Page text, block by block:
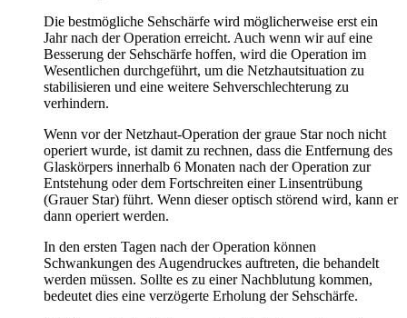
Die bestmögliche Sehschärfe wird möglicherweise erst ein
Jahr nach der Operation erreicht. Auch wenn wir auf eine
Besserung der Sehschärfe hoffen, wird die Operation im
Wesentlichen durchgeführt, um die Netzhautsituation zu
stabilisieren und eine weitere Sehverschlechterung zu
verhindern.
Wenn vor der Netzhaut-Operation der graue Star noch nicht
operiert wurde, ist damit zu rechnen, dass die Entfernung des
Glaskörpers innerhalb 6 Monaten nach der Operation zur
Entstehung oder dem Fortschreiten einer Linsentrübung
(Grauer Star) führt. Wenn dieser optisch störend wird, kann er
dann operiert werden.
In den ersten Tagen nach der Operation können
Schwankungen des Augendruckes auftreten, die behandelt
werden müssen. Sollte es zu einer Nachblutung kommen,
bedeutet dies eine verzögerte Erholung der Sehschärfe.